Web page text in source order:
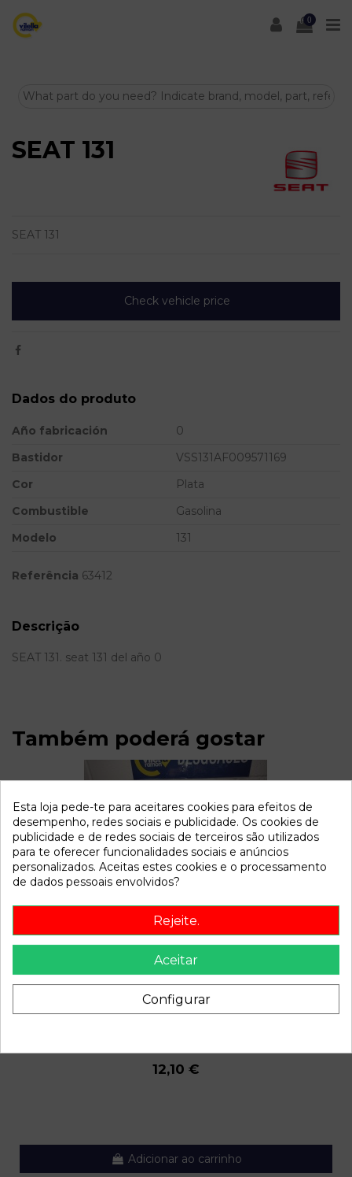
0
SEAT 131
SEAT 131
Check vehicle price
Dados do produto
Año fabricación
0
Bastidor
VSS131AF009571169
Cor
Plata
Combustible
Gasolina
Modelo
131
Referência 63412
Descrição
SEAT 131. seat 131 del año 0
Também poderá gostar
MANETA INTERIOR DELANTERA DERECHA
SEAT 131
Reference_mpn
Reference_miniature
12,10 €
Adicionar ao carrinho
Esta loja pede-te para aceitares cookies para efeitos de
desempenho, redes sociais e publicidade. Os cookies de
publicidade e de redes sociais de terceiros são utilizados
para te oferecer funcionalidades sociais e anúncios
personalizados. Aceitas estes cookies e o processamento
de dados pessoais envolvidos?
Rejeite.
Aceitar
Configurar